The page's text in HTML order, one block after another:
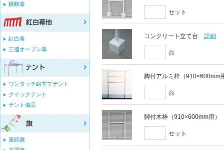
セット
コンクリート立て台 詳細
台
脚付アルミ枠（910×600mm
台
脚付木枠（910×600mm用）
セット
横断幕
紅白幕
三連オープン幕
ワンタッチ組立てテント
クイックテント
テント備品
連続旗